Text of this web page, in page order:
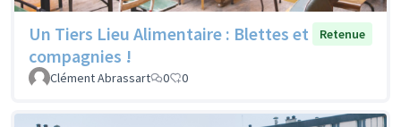
Un Tiers Lieu Alimentaire : Blettes et
compagnies !
Retenue
Clément Abrassart 0 0